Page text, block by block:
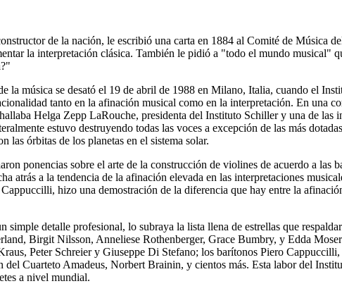
de la nación, le escribió una carta en 1884 al Comité de Música
la interpretación clásica. También le pidió a "todo el mundo musical"
la música se desató el 19 de abril de 1988 en Milano, Italia, cuando el
tanto en la afinación musical como en la interpretación. En una
Helga Zepp LaRouche, presidenta del Instituto Schiller y una de
estuvo destruyendo todas las voces a excepción de las más
las órbitas de los planetas en el sistema solar.
ponencias sobre el arte de la construcción de violines de acuerdo a
atrás a la tendencia de la afinación elevada en las interpretaciones
hizo una demostración de la diferencia que hay entre la
detalle profesional, lo subraya la lista llena de estrellas que
Birgit Nilsson, Anneliese Rothenberger, Grace Bumbry, y Edda
Peter Schreier y Giuseppe Di Stefano; los barítonos Piero
Cuarteto Amadeus, Norbert Brainin, y cientos más. Esta labor del
a nivel mundial.